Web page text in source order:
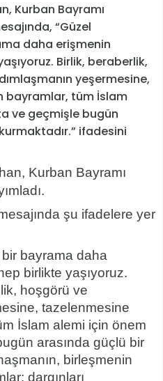
Kurban Bayramı
“Güzel
daha erişmenin
Birlik, beraberlik,
yeşermesine,
bayramlar, tüm İslam
ve geçmişle bugün
ifadesini
Kurban Bayramı
şu ifadelere yer
bayrama daha
birlikte yaşıyoruz.
hoşgörü ve
tazelenmesine
İslam alemi için önem
arasında güçlü bir
birleşmenin
dargınları